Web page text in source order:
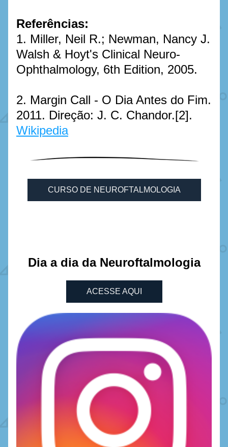
Referências:
1. Miller, Neil R.; Newman, Nancy J.
Walsh & Hoyt's Clinical Neuro-
Ophthalmology, 6th Edition, 2005.
2. Margin Call - O Dia Antes do Fim.
Wikipedia
CURSO DE NEUROFTALMOLOGIA
Dia a dia da Neuroftalmologia
ACESSE AQUI